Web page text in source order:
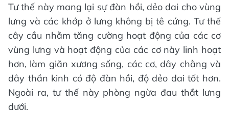
Tư thế này mang lại sự đàn hồi, dẻo dai cho vùng
lưng và các khớp ở lưng không bị tê cứng. Tư thế
cây cầu nhằm tăng cường hoạt động của các cơ
vùng lưng và hoạt động của các cơ này linh hoạt
hơn, làm giãn xương sống, các cơ, dây chằng và
dây thần kinh có độ đàn hồi, độ dẻo dai tốt hơn.
Ngoài ra, tư thế này phòng ngừa đau thắt lưng
dưới.